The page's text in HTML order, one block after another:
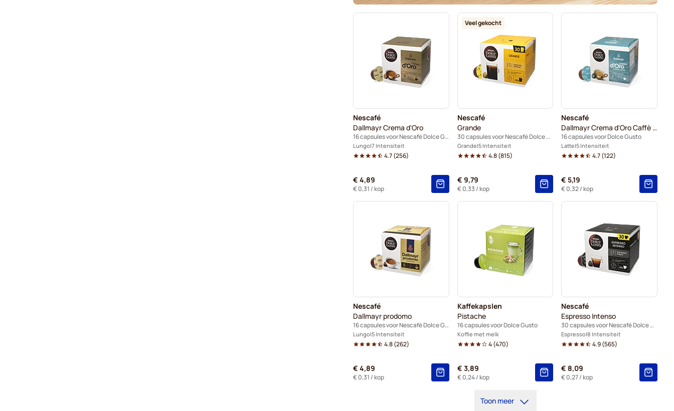
Nescafé
Dallmayr Crema d'Oro
16 capsules voor Nescafé Dolce Gusto
Lungo 7 Intensiteit
4.7(256)
€ 4,89
€ 0,31 / kop
Veel gekocht
Nescafé
Grande
30 capsules voor Nescafé Dolce Gusto
Grande 5 Intensiteit
4.8(815)
€ 9,79
€ 0,33 / kop
Nescafé
Dallmayr Crema d'Oro Caffè Latte
16 capsules voor Dolce Gusto
Latte 5 Intensiteit
4.7(122)
€ 5,19
€ 0,32/ kop
Nescafé
Dallmayr prodomo
16 capsules voor Nescafé Dolce Gusto
Lungo 5 Intensiteit
4.8(262)
€ 4,89
€ 0,31 / kop
Kaffekapslen
Pistache
16 capsules voor Dolce Gusto
Koffie met melk
4(470)
€ 3,89
€ 0,24/ kop
Nescafé
Espresso Intenso
30 capsules voor Nescafé Dolce Gusto
Espresso 8 Intensiteit
4.9(565)
€ 8,09
€ 0,27/ kop
Toon meer